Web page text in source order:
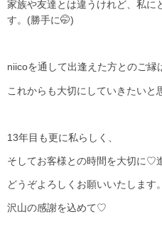
家族や友達とは違うけれど、私に
す。(勝手に🤭)
niicoを通して出逢えた方とのご
これからも大切にしていきたいと
13年目も更に私らしく、
そしてお客様との時間を大切に♡
どうぞよろしくお願いいたします。
沢山の感謝を込めて♡